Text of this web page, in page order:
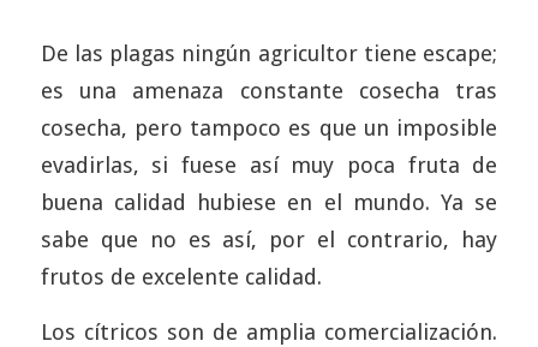
De las plagas ningún agricultor tiene escape;
es una amenaza constante cosecha tras
cosecha, pero tampoco es que un imposible
evadirlas, si fuese así muy poca fruta de
buena calidad hubiese en el mundo. Ya se
sabe que no es así, por el contrario, hay
frutos de excelente calidad.
Los cítricos son de amplia comercialización.